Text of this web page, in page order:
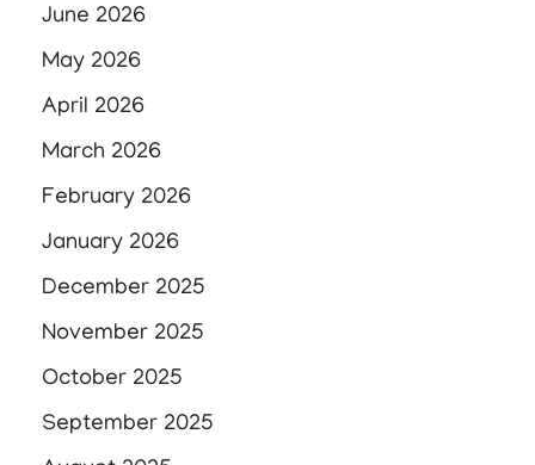
June 2026
May 2026
April 2026
March 2026
February 2026
January 2026
December 2025
November 2025
October 2025
September 2025